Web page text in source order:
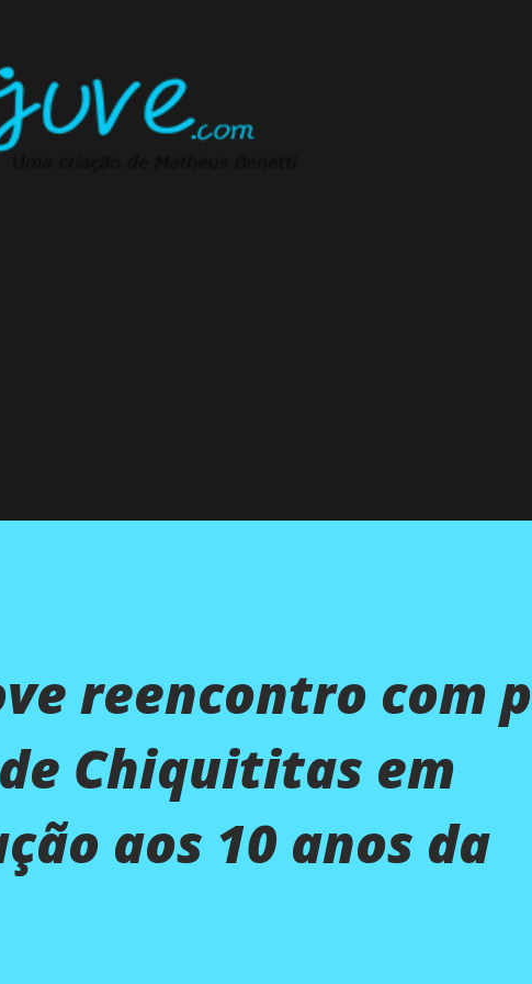
reencontro com
Chiquititas em
aos 10 anos da